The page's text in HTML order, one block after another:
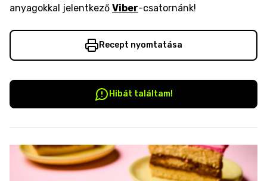
anyagokkal jelentkező Viber-csatornánk!
Recept nyomtatása
Hibát találtam!